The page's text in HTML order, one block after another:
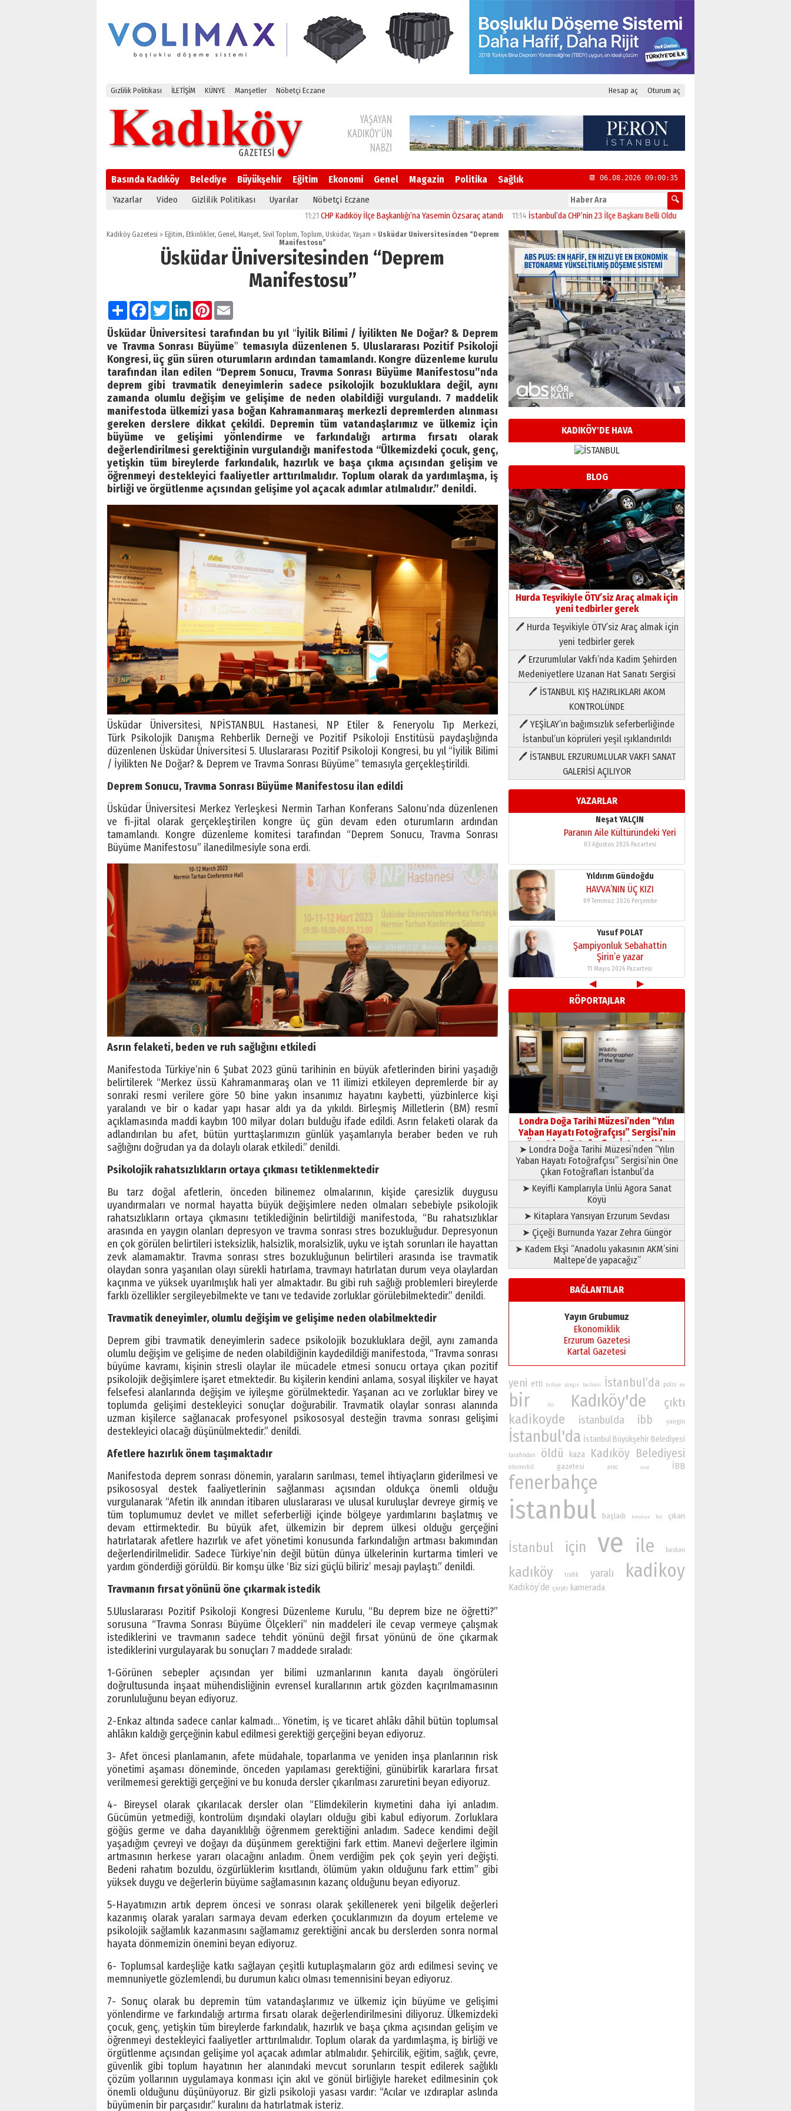
Gizlilik Politikası İLETİŞİM KÜNYE Manşetler Nöbetçi Eczane Hesap aç Oturum aç
Basında Kadıköy Belediye Büyükşehir Eğitim Ekonomi Genel Magazin Politika Sağlık 📆 06.08.2026 09:00:36
Yazarlar Video Gizlilik Politikası Uyarılar Nöbetçi Eczane
CHP Kadıköy İlçe Başkanlığı’na Yasemin Özsaraç atandı 11:14İstanbul’da CHP’nin 23 İlçe Başkanı Belli Oldu 13:52Paranın Aile Kültüründeki Yeri
Kadıköy Gazetesi » Eğitim, Etkinlikler, Genel, Manşet, Sivil Toplum,Toplum, Üsküdar, Yaşam » Üsküdar Üniversitesinden “Deprem
Manifestosu”
Üsküdar Üniversitesinden “Deprem
Manifestosu”
PaylaşFacebook
TwitterLinkedInPinterest
Üsküdar Üniversitesi tarafından bu yıl “İyilik Bilimi / İyilikten Ne Doğar? & Deprem
ve Travma Sonrası Büyüme” temasıyla düzenlenen 5. Uluslararası Pozitif Psikoloji
Kongresi, üç gün süren oturumların ardından tamamlandı. Kongre düzenleme kurulu
tarafından ilan edilen “Deprem Sonucu, Travma Sonrası Büyüme Manifestosu”nda
deprem gibi travmatik deneyimlerin sadece psikolojik bozukluklara değil, aynı
zamanda olumlu değişim ve gelişime de neden olabildiği vurgulandı. 7 maddelik
manifestoda ülkemizi yasa boğan Kahramanmaraş merkezli depremlerden alınması
gereken derslere dikkat çekildi. Depremin tüm vatandaşlarımız ve ülkemiz için
büyüme ve gelişimi yönlendirme ve farkındalığı artırma fırsatı olarak
değerlendirilmesi gerektiğinin vurgulandığı manifestoda “Ülkemizdeki çocuk, genç,
yetişkin tüm bireylerde farkındalık, hazırlık ve başa çıkma açısından gelişim ve
öğrenmeyi destekleyici faaliyetler arttırılmalıdır. Toplum olarak da yardımlaşma, iş
birliği ve örgütlenme açısından gelişime yol açacak adımlar atılmalıdır.” denildi.
Üsküdar Üniversitesi, NPİSTANBUL Hastanesi, NP Etiler & Feneryolu Tıp Merkezi,
Türk Psikolojik Danışma Rehberlik Derneği ve Pozitif Psikoloji Enstitüsü paydaşlığında
düzenlenen Üsküdar Üniversitesi 5. Uluslararası Pozitif Psikoloji Kongresi, bu yıl “İyilik Bilimi
/ İyilikten Ne Doğar? & Deprem ve Travma Sonrası Büyüme” temasıyla gerçekleştirildi.
Deprem Sonucu, Travma Sonrası Büyüme Manifestosu ilan edildi
Üsküdar Üniversitesi Merkez Yerleşkesi Nermin Tarhan Konferans Salonu’nda düzenlenen
ve fi-jital olarak gerçekleştirilen kongre üç gün devam eden oturumların ardından
tamamlandı. Kongre düzenleme komitesi tarafından “Deprem Sonucu, Travma Sonrası
Büyüme Manifestosu” ilanedilmesiyle sona erdi.
Asrın felaketi, beden ve ruh sağlığını etkiledi
Manifestoda Türkiye’nin 6 Şubat 2023 günü tarihinin en büyük afetlerinden birini yaşadığı
belirtilerek “Merkez üssü Kahramanmaraş olan ve 11 ilimizi etkileyen depremlerde bir ay
sonraki resmi verilere göre 50 bine yakın insanımız hayatını kaybetti, yüzbinlerce kişi
yaralandı ve bir o kadar yapı hasar aldı ya da yıkıldı. Birleşmiş Milletlerin (BM) resmî
açıklamasında maddi kaybın 100 milyar doları bulduğu ifade edildi. Asrın felaketi olarak da
adlandırılan bu afet, bütün yurttaşlarımızın günlük yaşamlarıyla beraber beden ve ruh
sağlığını doğrudan ya da dolaylı olarak etkiledi.” denildi.
Psikolojik rahatsızlıkların ortaya çıkması tetiklenmektedir
Bu tarz doğal afetlerin, önceden bilinemez olmalarının, kişide çaresizlik duygusu
uyandırmaları ve normal hayatta büyük değişimlere neden olmaları sebebiyle psikolojik
rahatsızlıkların ortaya çıkmasını tetiklediğinin belirtildiği manifestoda, “Bu rahatsızlıklar
arasında en yaygın olanları depresyon ve travma sonrası stres bozukluğudur. Depresyonun
en çok görülen belirtileri isteksizlik, halsizlik, moralsizlik, uyku ve iştah sorunları ile hayattan
zevk alamamaktır. Travma sonrası stres bozukluğunun belirtileri arasında ise travmatik
olaydan sonra yaşanılan olayı sürekli hatırlama, travmayı hatırlatan durum veya olaylardan
kaçınma ve yüksek uyarılmışlık hali yer almaktadır. Bu gibi ruh sağlığı problemleri bireylerde
farklı özellikler sergileyebilmekte ve tanı ve tedavide zorluklar görülebilmektedir.” denildi.
Travmatik deneyimler, olumlu değişim ve gelişime neden olabilmektedir
Deprem gibi travmatik deneyimlerin sadece psikolojik bozukluklara değil, aynı zamanda
olumlu değişim ve gelişime de neden olabildiğinin kaydedildiği manifestoda, “Travma sonrası
büyüme kavramı, kişinin stresli olaylar ile mücadele etmesi sonucu ortaya çıkan pozitif
psikolojik değişimlere işaret etmektedir. Bu kişilerin kendini anlama, sosyal ilişkiler ve hayat
felsefesi alanlarında değişim ve iyileşme görülmektedir. Yaşanan acı ve zorluklar birey ve
toplumda gelişimi destekleyici sonuçlar doğurabilir. Travmatik olaylar sonrası alanında
uzman kişilerce sağlanacak profesyonel psikososyal desteğin travma sonrası gelişimi
destekleyici olacağı düşünülmektedir.” denildi.
Afetlere hazırlık önem taşımaktadır
Manifestoda deprem sonrası dönemin, yaraların sarılması, temel ihtiyaçların giderilmesi ve
psikososyal destek faaliyetlerinin sağlanması açısından oldukça önemli olduğu
vurgulanarak “Afetin ilk anından itibaren uluslararası ve ulusal kuruluşlar devreye girmiş ve
tüm toplumumuz devlet ve millet seferberliği içinde bölgeye yardımlarını başlatmış ve
devam ettirmektedir. Bu büyük afet, ülkemizin bir deprem ülkesi olduğu gerçeğini
hatırlatarak afetlere hazırlık ve afet yönetimi konusunda farkındalığın artması bakımından
değerlendirilmelidir. Sadece Türkiye’nin değil bütün dünya ülkelerinin kurtarma timleri ve
yardım gönderdiği görüldü. Bir komşu ülke ‘Biz sizi güçlü biliriz’ mesajı paylaştı.” denildi.
Travmanın fırsat yönünü öne çıkarmak istedik
5.Uluslararası Pozitif Psikoloji Kongresi Düzenleme Kurulu, “Bu deprem bize ne öğretti?”
sorusuna “Travma Sonrası Büyüme Ölçekleri” nin maddeleri ile cevap vermeye çalışmak
istediklerini ve travmanın sadece tehdit yönünü değil fırsat yönünü de öne çıkarmak
istediklerini vurgulayarak bu sonuçları 7 maddede sıraladı:
1-Görünen sebepler açısından yer bilimi uzmanlarının kanıta dayalı öngörüleri
doğrultusunda inşaat mühendisliğinin evrensel kurallarının artık gözden kaçırılmamasının
zorunluluğunu beyan ediyoruz.
2-Enkaz altında sadece canlar kalmadı… Yönetim, iş ve ticaret ahlâkı dâhil bütün toplumsal
ahlâkın kaldığı gerçeğinin kabul edilmesi gerektiği gerçeğini beyan ediyoruz.
3- Afet öncesi planlamanın, afete müdahale, toparlanma ve yeniden inşa planlarının risk
yönetimi aşaması döneminde, önceden yapılaması gerektiğini, günübirlik kararlara fırsat
verilmemesi gerektiği gerçeğini ve bu konuda dersler çıkarılması zaruretini beyan ediyoruz.
4- Bireysel olarak çıkarılacak dersler olan “Elimdekilerin kıymetini daha iyi anladım.
Gücümün yetmediği, kontrolüm dışındaki olayları olduğu gibi kabul ediyorum. Zorluklara
göğüs germe ve daha dayanıklılığı öğrenmem gerektiğini anladım. Sadece kendimi değil
yaşadığım çevreyi ve doğayı da düşünmem gerektiğini fark ettim. Manevi değerlere ilgimin
artmasının herkese yararı olacağını anladım. Önem verdiğim pek çok şeyin yeri değişti.
Bedeni rahatım bozuldu, özgürlüklerim kısıtlandı, ölümüm yakın olduğunu fark ettim” gibi
yüksek duygu ve değerlerin büyüme sağlamasının kazanç olduğunu beyan ediyoruz.
5-Hayatımızın artık deprem öncesi ve sonrası olarak şekillenerek yeni bilgelik değerleri
kazanmış olarak yaraları sarmaya devam ederken çocuklarımızın da doyum erteleme ve
psikolojik sağlamlık kazanmasını sağlamamız gerektiğini ancak bu derslerden sonra normal
hayata dönmemizin önemini beyan ediyoruz.
6- Toplumsal kardeşliğe katkı sağlayan çeşitli kutuplaşmaların göz ardı edilmesi sevinç ve
memnuniyetle gözlemlendi, bu durumun kalıcı olması temennisini beyan ediyoruz.
7- Sonuç olarak bu depremin tüm vatandaşlarımız ve ülkemiz için büyüme ve gelişimi
yönlendirme ve farkındalığı artırma fırsatı olarak değerlendirilmesini diliyoruz. Ülkemizdeki
çocuk, genç, yetişkin tüm bireylerde farkındalık, hazırlık ve başa çıkma açısından gelişim ve
öğrenmeyi destekleyici faaliyetler arttırılmalıdır. Toplum olarak da yardımlaşma, iş birliği ve
örgütlenme açısından gelişime yol açacak adımlar atılmalıdır. Şehircilik, eğitim, sağlık, çevre,
güvenlik gibi toplum hayatının her alanındaki mevcut sorunların tespit edilerek sağlıklı
çözüm yollarının uygulamaya konması için akıl ve gönül birliğiyle hareket edilmesinin çok
önemli olduğunu düşünüyoruz. Bir gizli psikoloji yasası vardır: “Acılar ve ızdıraplar aslında
büyümenin bir parçasıdır.” kuralını da hatırlatmak isteriz.
KADIKÖY'DE HAVA
BLOG
Hurda Teşvikiyle ÖTV’siz Araç almak için
yeni tedbirler gerek
🖊 Hurda Teşvikiyle ÖTV’siz Araç almak için
yeni tedbirler gerek
🖊 Erzurumlular Vakfı’nda Kadim Şehirden
Medeniyetlere Uzanan Hat Sanatı Sergisi
🖊 İSTANBUL KIŞ HAZIRLIKLARI AKOM
KONTROLÜNDE
🖊 YEŞİLAY’ın bağımsızlık seferberliğinde
İstanbul’un köprüleri yeşil ışıklandırıldı
🖊 İSTANBUL ERZURUMLULAR VAKFI SANAT
GALERİSİ AÇILIYOR
YAZARLAR
Neşat YALÇIN
Paranın Aile Kültüründeki Yeri
03 Ağustos 2026 Pazartesi
Yıldırım Gündoğdu
HAVVA’NIN ÜÇ KIZI
09 Temmuz 2026 Perşembe
Yusuf POLAT
Şampiyonluk Sebahattin
Şirin’e yazar
11 Mayıs 2026 Pazartesi
Neşat YALÇIN
Paranın Aile Kültüründeki Yeri
03 Ağustos 2026 Pazartesi
Yıldırım Gündoğdu
HAVVA’NIN ÜÇ KIZI
09 Temmuz 2026 Perşembe
Yusuf POLAT
Şampiyonluk Sebahattin
Şirin’e yazar
11 Mayıs 2026 Pazartesi
Neşat YALÇIN
Paranın Aile Kültüründeki Yeri
03 Ağustos 2026 Pazartesi
Yıldırım Gündoğdu
HAVVA’NIN ÜÇ KIZI
09 Temmuz 2026 Perşembe
Yusuf POLAT
Şampiyonluk Sebahattin
Şirin’e yazar
11 Mayıs 2026 Pazartesi
◀
▶
RÖPORTAJLAR
Londra Doğa Tarihi Müzesi’nden “Yılın
Yaban Hayatı Fotoğrafçısı” Sergisi’nin
Öne Çıkan Fotoğrafları İstanbul’da
➤ Londra Doğa Tarihi Müzesi’nden “Yılın
Yaban Hayatı Fotoğrafçısı” Sergisi’nin Öne
Çıkan Fotoğrafları İstanbul’da
➤ Keyifli Kamplarıyla Ünlü Agora Sanat
Köyü
➤ Kitaplara Yansıyan Erzurum Sevdası
➤ Çiçeği Burnunda Yazar Zehra Güngör
➤ Kadem Ekşi “Anadolu yakasının AKM’sini
Maltepe’de yapacağız”
BAĞLANTILAR
Yayın Grubumuz
Ekonomiklik
Erzurum Gazetesi
Kartal Gazetesi
yeni etti turkiye yangın baskani İstanbul’da polis en
bir iki Kadıköy'de çıktı
kadikoyde istanbulda ibb yangin
İstanbul'da İstanbul Büyükşehir Belediyesi
tarafından öldü kaza Kadıköy Belediyesi
otomobil gazetesi arac özel İBB
fenerbahçe
istanbul başladı Belediye bu çıkan
İstanbul için ve ile baskan
kadıköy trafik yaralı kadikoy
Kadıköy’de çarptı kamerada